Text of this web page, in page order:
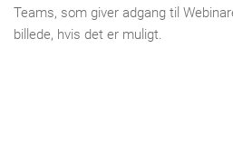
Teams, som giver adgang til
billede, hvis det er muligt.